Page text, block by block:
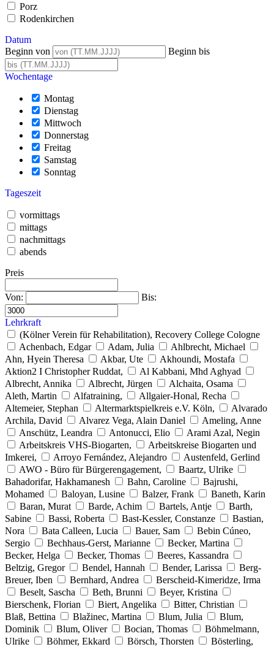
Porz
Rodenkirchen
Datum
Beginn von
Beginn bis
Wochentage
Montag
Dienstag
Mittwoch
Donnerstag
Freitag
Samstag
Sonntag
Tageszeit
vormittags
mittags
nachmittags
abends
Preis
Von: Bis:
Lehrkraft
(Kölner Verein für Rehabilitation), Recovery College Cologne
Achenbach, Edgar
Adam, Julia
Ahlbrecht, Michael
Ahn, Hyein Theresa
Akbar, Ute
Akhoundi, Mostafa
Aktion2 I Christopher Ruddat,
Al Kabbani, Mhd Aghyad
Albrecht, Annika
Albrecht, Jürgen
Alchaita, Osama
Aleth, Martin
Alfatraining,
Allgaier-Honal, Recha
Altemeier, Stephan
Altermarktspielkreis e.V. Köln,
Alvarado
Archila, David
Alvarez Vega, Alain Daniel
Ameling, Anne
Anschütz, Leandra
Antonucci, Elio
Arami Azal, Negin
Arbeitskreis VHS-Biogarten,
Arbeitskreise Biogarten und
Imkerei,
Arroyo Fernández, Alejandro
Austenfeld, Gerlind
AWO - Büro für Bürgerengagement,
Baartz, Ulrike
Bahadorifar, Hakhamanesh
Bahn, Caroline
Bajrushi,
Mohamed
Baloyan, Lusine Balzer, Frank
Baneth, Karin
Baran, Murat
Barde, Achim Bartels, Antje
Barth,
Sabine
Bassi, Roberta Bast-Kessler, Constanze
Bastian,
Nora
Bata Calleen, Lucia Bauer, Sam
Bebin Cúneo,
Sergio
Bechhaus-Gerst, Marianne
Becker, Martina
Becker, Helga
Becker, Thomas
Beeres, Kassandra
Beltzig, Gregor
Bendel, Hannah Bender, Larissa
Berg-
Breuer, Iben
Bernhard, Andrea
Berscheid-Kimeridze, Irma
Beselt, Sascha
Beth, Brunni
Beyer, Kristina
Bierschenk, Florian
Biert, Angelika
Bitter, Christian
Blaß, Bettina
Blažinec, Martina Blum, Julia
Blum,
Dominik
Blum, Oliver Bocian, Thomas
Böhmelmann,
Ulrike
Böhmer, Ekkard Börsch, Thorsten
Bösterling,